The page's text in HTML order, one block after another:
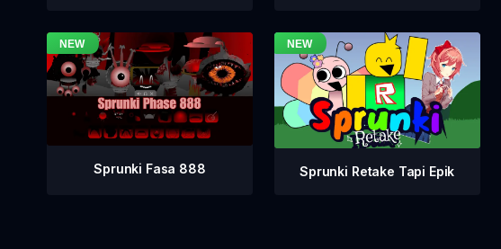
Sprunki Fasa 888 Sprunki Retake Tapi Epik